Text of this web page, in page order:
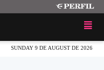
SUNDAY 9 DE AUGUST DE 2026